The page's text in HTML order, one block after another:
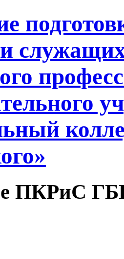
служащих
ПКРиС